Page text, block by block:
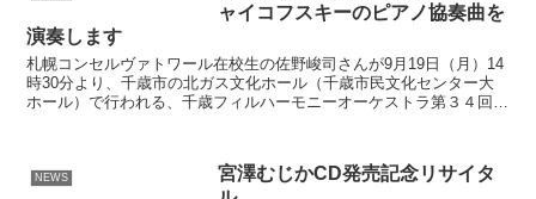
ャイコフスキーのピアノ協奏曲を
演奏します
札幌コンセルヴァトワール在校生の佐野峻司さんが9月19日（月）14
時30分より、千歳市の北ガス文化ホール（千歳市民文化センター大
ホール）で行われる、千歳フィルハーモニーオーケストラ第３４回公
NEWS
宮澤むじかCD発売記念リサイタ